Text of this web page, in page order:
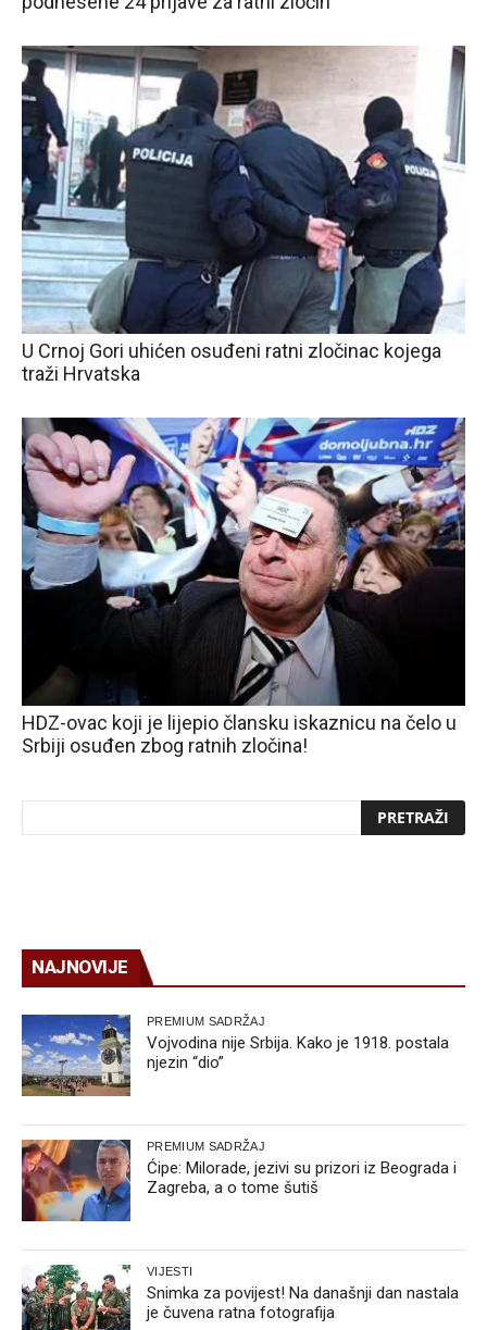
U Crnoj Gori uhićen osuđeni ratni zločinac kojega
traži Hrvatska
HDZ-ovac koji je lijepio člansku iskaznicu na čelo u
Srbiji osuđen zbog ratnih zločina!
NAJNOVIJE
PREMIUM SADRŽAJ
Vojvodina nije Srbija. Kako je 1918. postala
njezin “dio”
PREMIUM SADRŽAJ
Ćipe: Milorade, jezivi su prizori iz Beograda i
Zagreba, a o tome šutiš
VIJESTI
Snimka za povijest! Na današnji dan nastala
je čuvena ratna fotografija